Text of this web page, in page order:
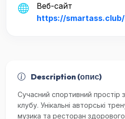
Веб-сайт
https://smartass.club/
Description (опис)
Сучасний спортивний простір
клубу. Унікальні авторські
музика та ресторан